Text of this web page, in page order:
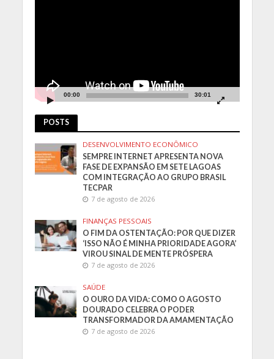
00:00 30:01
POSTS
DESENVOLVIMENTO ECONÔMICO
SEMPRE INTERNET APRESENTA NOVA
FASE DE EXPANSÃO EM SETE LAGOAS
COM INTEGRAÇÃO AO GRUPO BRASIL
TECPAR
7 de agosto de 2026
FINANÇAS PESSOAIS
O FIM DA OSTENTAÇÃO: POR QUE DIZER
‘ISSO NÃO É MINHA PRIORIDADE AGORA’
VIROU SINAL DE MENTE PRÓSPERA
7 de agosto de 2026
SAÚDE
O OURO DA VIDA: COMO O AGOSTO
DOURADO CELEBRA O PODER
TRANSFORMADOR DA AMAMENTAÇÃO
7 de agosto de 2026